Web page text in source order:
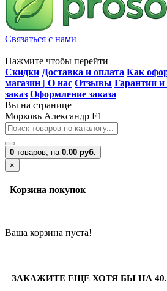
Связаться с нами
Нажмите чтобы перейти
Скидки Доставка и оплата Как
магазин | О нас Отзывы Гарантии и
заказ Оформление заказа
Вы на странице
Морковь Александр F1
0 товаров, на 0.00 руб.
×
Корзина покупок
Ваша корзина пуста!
ЗАКАЖИТЕ ЕЩЕ ХОТЯ БЫ НА